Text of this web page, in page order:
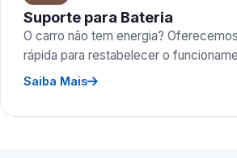
Suporte para Bateria
O carro não tem energia?
rápida para restabelecer o
Saiba Mais